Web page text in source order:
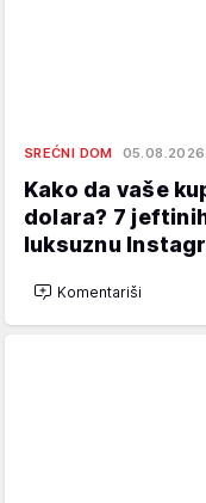
SREĆNI DOM 05.08.2026.
Kako da vaše
dolara? 7
luksuznu
Komentariši